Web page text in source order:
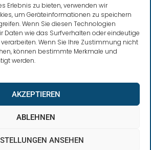
Erlebnis zu bieten, verwenden wir
um Geräteinformationen zu speichern
Wenn Sie diesen Technologien
Daten wie das Surfverhalten oder eindeutige
Wenn Sie Ihre Zustimmung nicht
können bestimmte Merkmale und
werden.
AKZEPTIEREN
ABLEHNEN
ANSEHEN
81
invest.de
| Design by SOFTWARESTUBE